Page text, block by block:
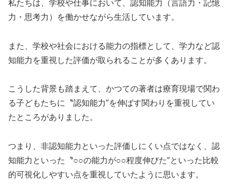
私たちは、学校や仕事において、認知能力（言語力・記憶
力・思考力）を働かせながら生活しています。
また、学校や社会における能力の指標として、学力など認
知能力を重視した評価が取られることが多くあります。
こうした背景も踏まえて、かつての著者は療育現場で関わ
る子どもたちに〝認知能力″を伸ばす関わりを重視してい
たところがありました。
つまり、非認知能力といった評価しにくい点ではなく、認
知能力といった〝○○の能力が○○程度伸びた″といった比較
的可視化しやすい点を重視していたように思います。